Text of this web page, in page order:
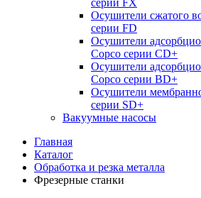
Осушители сжатого
серии FD
Осушители
Copco серии СD+
Осушители
Copco серии BD+
Осушители
серии SD+
Вакуумные насосы
Главная
Каталог
Обработка и резка металла
Фрезерные станки